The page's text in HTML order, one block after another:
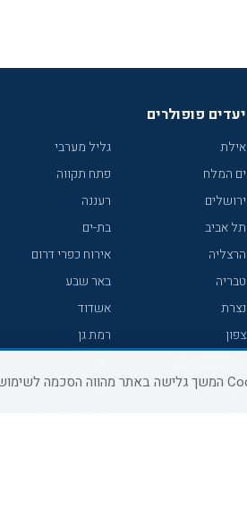
יעדים פופולרים
אילת
ים המלח
ירושלים
תל אביב
הרצליה
טבריה
נצרת
צפון
נתניה
גליל מערבי
פתח תקווה
רעננה
בת-ים
אירוח כפרי דרום
באר שבע
אשדוד
רמת גן
עכו